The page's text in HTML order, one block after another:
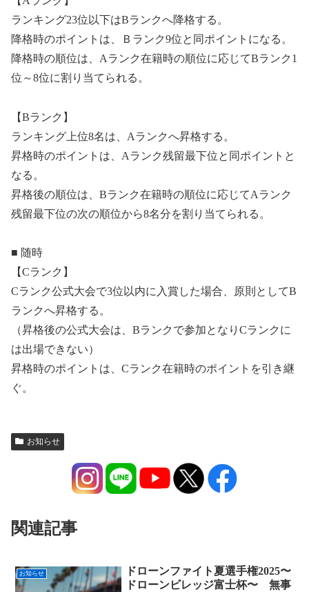
ランキング23位以下はBランクへ降格する。
降格時のポイントは、Ｂランク9位と同ポイントになる。
降格時の順位は、Aランク在籍時の順位に応じてBランク1
位～8位に割り当てられる。
【Bランク】
ランキング上位8名は、Aランクへ昇格する。
昇格時のポイントは、Aランク残留最下位と同ポイントと
なる。
昇格後の順位は、Bランク在籍時の順位に応じてAランク
残留最下位の次の順位から8名分を割り当てられる。
■ 随時
【Cランク】
Cランク公式大会で3位以内に入賞した場合、原則としてB
ランクへ昇格する。
（昇格後の公式大会は、Bランクで参加となりCランクに
は出場できない）
昇格時のポイントは、Cランク在籍時のポイントを引き継
ぐ。
お知らせ
関連記事
お知らせ
ドローンファイト夏選手権2025〜
ドローンビレッジ富士杯〜 無事